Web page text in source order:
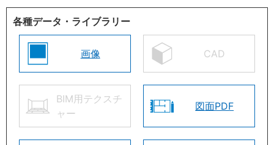
各種データ・ライブラリー
画像 CAD
BIM用テクスチ
ャー
図面PDF